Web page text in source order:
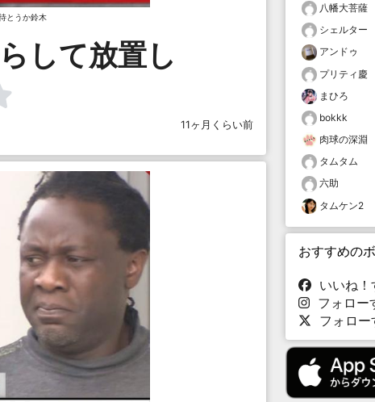
とうか鈴木
して放置し
11ヶ月くらい前
八幡大菩薩
シェルター
アンドゥ
プリティ慶
まひろ
bokkk
肉球の深淵
タムタム
六助
タムケン2
おすすめの
いいね！
フォロー
フォロー